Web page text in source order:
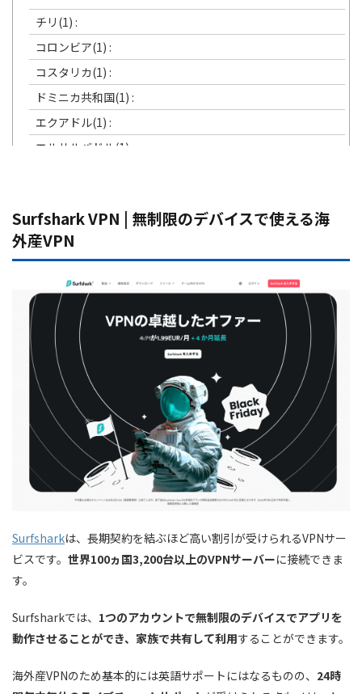
チリ(1) :
コロンビア(1) :
コスタリカ(1) :
ドミニカ共和国(1) :
エクアドル(1) :
エルサルバドル(1) :
グアム(1) :
ホンジュラス(1) :
メキシコ(1) :
パナマ(1) :
パラグアイ(1) :
ペルー(1) :
プエルトリコ(1) :
トリニダード・トバゴ(1) :
ウルグアイ(1) :
アメリカ(17)
ベネズエラ(1) :
アルバニア(1) :
アンドラ(1) :
アゼルバイジャン(1) :
ボスニア・ヘルツェゴビナ(1) :
Surfshark VPN | 無制限のデバイスで使える海
外産VPN
Surfsharkは、長期契約を結ぶほど高い割引が受けられるVPNサー
ビスです。 世界100ヵ国3,200台以上のVPNサーバーに接続できま
す。
Surfsharkでは、 1つのアカウントで無制限のデバイスでアプリを
動作させることができ、家族で共有して利用することができます。
海外産VPNのため基本的には英語サポートにはなるものの、 24時